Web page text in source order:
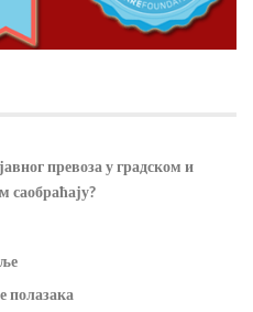
превоза у градском и
саобраћају?
полазака